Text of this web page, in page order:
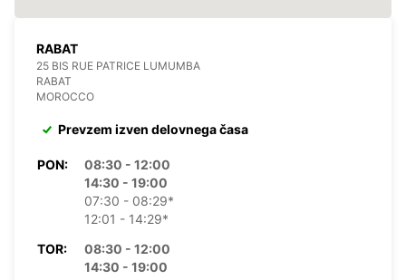
RABAT
25 BIS RUE PATRICE LUMUMBA
RABAT
MOROCCO
Prevzem izven delovnega časa
PON:
08:30 - 12:00
14:30 - 19:00
07:30 - 08:29*
12:01 - 14:29*
TOR:
08:30 - 12:00
14:30 - 19:00